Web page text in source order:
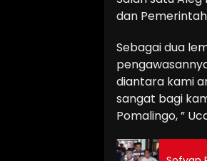
dan
Sebagai dua
diantara kami
sangat bagi
Pomalingo, ”